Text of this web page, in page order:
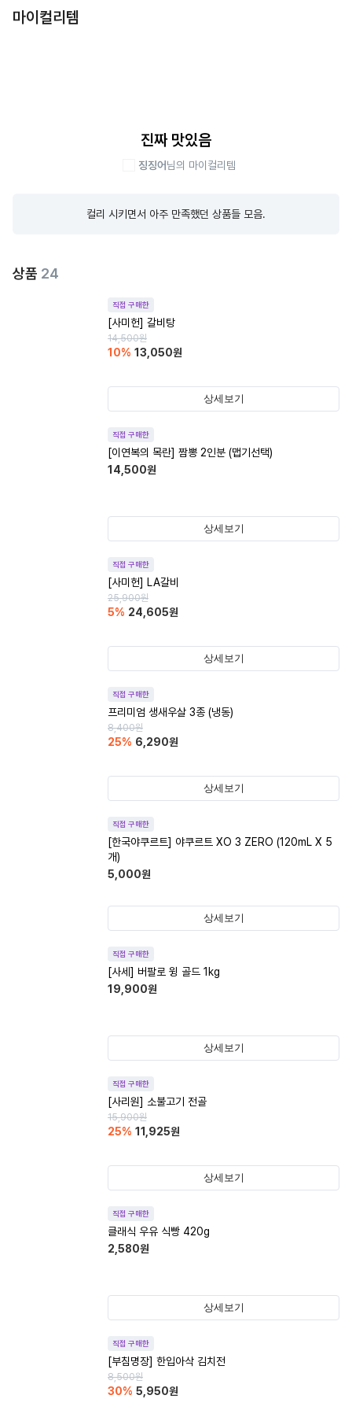
마이컬리템
진짜 맛있음
징징어님의 마이컬리템
컬리 시키면서 아주 만족했던 상품들 모음.
상품 24
직접 구매한
[사미헌] 갈비탕
14,500원
10% 13,050원
상세보기
직접 구매한
[이연복의 목란] 짬뽕 2인분 (맵기선택)
14,500원
상세보기
직접 구매한
[사미헌] LA갈비
25,900원
5% 24,605원
상세보기
직접 구매한
프리미엄 생새우살 3종 (냉동)
8,400원
25% 6,290원
상세보기
직접 구매한
[한국야쿠르트] 야쿠르트 XO 3 ZERO (120mL X 5
개)
5,000원
상세보기
직접 구매한
[사세] 버팔로 윙 골드 1kg
19,900원
상세보기
직접 구매한
[사리원] 소불고기 전골
15,900원
25% 11,925원
상세보기
직접 구매한
클래식 우유 식빵 420g
2,580원
상세보기
직접 구매한
[부침명장] 한입아삭 김치전
8,500원
30% 5,950원